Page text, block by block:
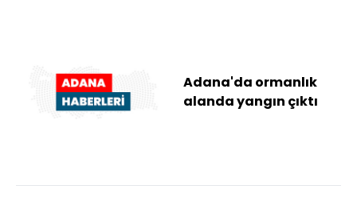
Adana'da ormanlık
alanda yangın çıktı